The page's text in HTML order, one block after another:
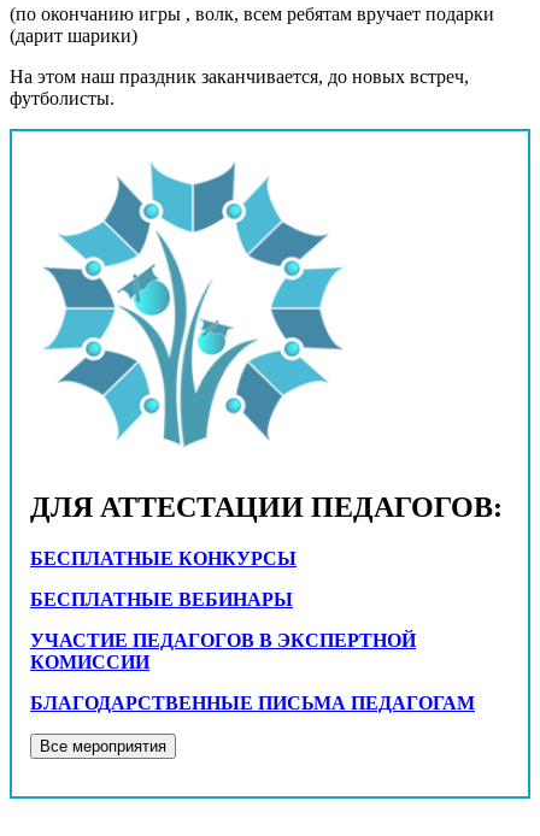
(по окончанию игры , волк, всем ребятам вручает подарки
(дарит шарики)
На этом наш праздник заканчивается, до новых встреч,
футболисты.
ДЛЯ АТТЕСТАЦИИ ПЕДАГОГОВ:
БЕСПЛАТНЫЕ КОНКУРСЫ
БЕСПЛАТНЫЕ ВЕБИНАРЫ
УЧАСТИЕ ПЕДАГОГОВ В ЭКСПЕРТНОЙ
КОМИССИИ
БЛАГОДАРСТВЕННЫЕ ПИСЬМА ПЕДАГОГАМ